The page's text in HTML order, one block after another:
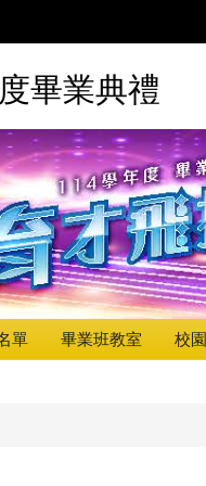
畢業典禮
單 畢業班教室 校